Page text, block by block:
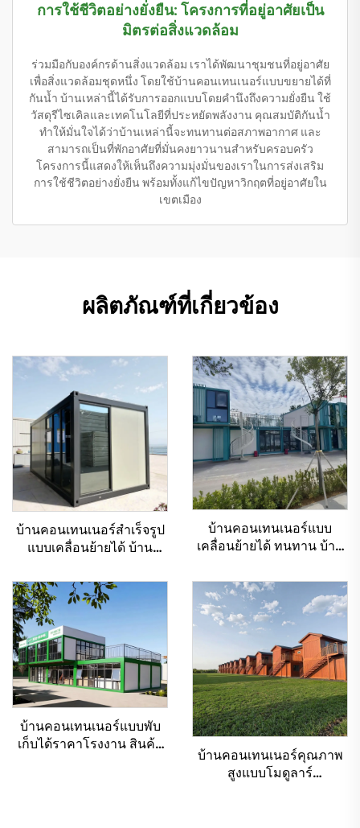
การใช้ชีวิตอย่างยั่งยืน: โครงการที่อยู่อาศัยเป็น
มิตรต่อสิ่งแวดล้อม
ร่วมมือกับองค์กรด้านสิ่งแวดล้อม เราได้พัฒนาชุมชนที่อยู่อาศัย
เพื่อสิ่งแวดล้อมชุดหนึ่ง โดยใช้บ้านคอนเทนเนอร์แบบขยายได้ที่
กันน้ำ บ้านเหล่านี้ได้รับการออกแบบโดยคำนึงถึงความยั่งยืน ใช้
วัสดุรีไซเคิลและเทคโนโลยีที่ประหยัดพลังงาน คุณสมบัติกันน้ำ
ทำให้มั่นใจได้ว่าบ้านเหล่านี้จะทนทานต่อสภาพอากาศ และ
สามารถเป็นที่พักอาศัยที่มั่นคงยาวนานสำหรับครอบครัว
โครงการนี้แสดงให้เห็นถึงความมุ่งมั่นของเราในการส่งเสริม
การใช้ชีวิตอย่างยั่งยืน พร้อมทั้งแก้ไขปัญหาวิกฤตที่อยู่อาศัยใน
เขตเมือง
ผลิตภัณฑ์ที่เกี่ยวข้อง
บ้านคอนเทนเนอร์สำเร็จรูป
แบบเคลื่อนย้ายได้ บ้าน
สำหรับอยู่อาศัย
บ้านคอนเทนเนอร์แบบ
เคลื่อนย้ายได้ ทนทาน บ้าน
สำหรับทำโรงแรม
บ้านคอนเทนเนอร์แบบพับ
เก็บได้ราคาโรงงาน สินค้า
บ้านคอนเทนเนอร์คุณภาพ
สูงแบบโมดูลาร์